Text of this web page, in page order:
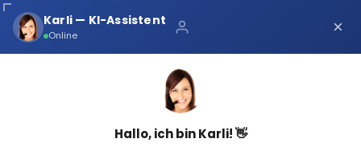
Über uns
Schnelle Lieferung
4.8(73 Bewertungen)
×
Karli — KI-Assistent
Online ×
Hallo, ich bin Karli! 👋